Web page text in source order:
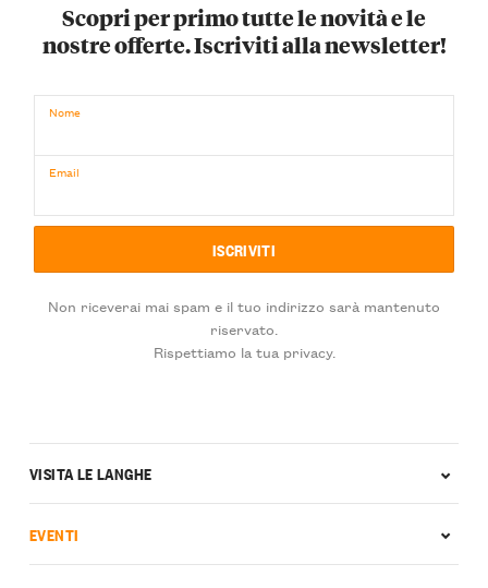
Scopri per primo tutte le novità e le
nostre offerte. Iscriviti alla newsletter!
Nome
Email
Non riceverai mai spam e il tuo indirizzo sarà mantenuto
riservato.
Rispettiamo la tua privacy.
VISITA LE LANGHE
EVENTI